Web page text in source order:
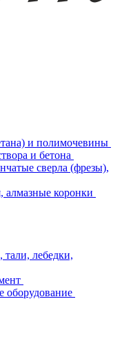
и полимочевины
и бетона
сверла (фрезы),
алмазные коронки
тали, лебедки,
оборудование